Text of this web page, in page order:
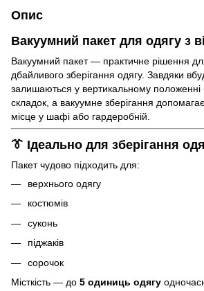
Опис
Вакуумний пакет для одягу з
Вакуумний пакет — практичне рішення
дбайливого зберігання одягу. Завдяки
залишаються у вертикальному положенні
складок, а вакуумне зберігання
місце у шафі або гардеробній.
👔 Ідеально для зберігання
Пакет чудово підходить для:
верхнього одягу
костюмів
суконь
піджаків
сорочок
Місткість — до 5 одиниць одягу